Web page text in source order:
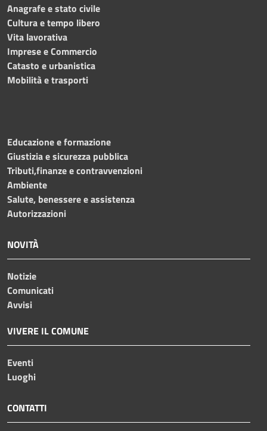
Anagrafe e stato civile
Cultura e tempo libero
Vita lavorativa
Imprese e Commercio
Catasto e urbanistica
Mobilità e trasporti
Educazione e formazione
Giustizia e sicurezza pubblica
Tributi,finanze e contravvenzioni
Ambiente
Salute, benessere e assistenza
Autorizzazioni
NOVITÀ
Notizie
Comunicati
Avvisi
VIVERE IL COMUNE
Eventi
Luoghi
CONTATTI